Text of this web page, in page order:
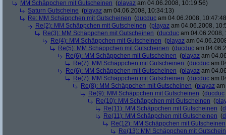
MM Schäppchen mit Gutscheinen (playaz am 04.06.2008, 10:19:56)
Saturn Gutscheine (playaz am 04.06.2008, 10:34:13)
Re: MM Schäppchen mit Gutscheinen (ducduc am 04.06.2008,
Re(2): MM Schäppchen mit Gutscheinen (playaz am 04.06.2008,
Re(3): MM Schäppchen mit Gutscheinen (ducduc am 04.06.2008,
Re(4): MM Schäppchen mit Gutscheinen (playaz am
Re(5): MM Schäppchen mit Gutscheinen (ducduc am
Re(6): MM Schäppchen mit Gutscheinen (playaz am
Re(7): MM Schäppchen mit Gutscheinen (ducduc am
Re(6): MM Schäppchen mit Gutscheinen (playaz am
Re(7): MM Schäppchen mit Gutscheinen (ducduc am
Re(8): MM Schäppchen mit Gutscheinen (playaz
Re(9): MM Schäppchen mit Gutscheinen (ducduc
Re(10): MM Schäppchen mit Gutscheinen (
Re(11): MM Schäppchen mit Gutscheinen (
Re(11): MM Schäppchen mit Gutscheinen (
Re(12): MM Schäppchen mit Gutscheinen
Re(13): MM Schäppchen mit